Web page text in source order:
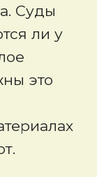
Суды
ли у
это